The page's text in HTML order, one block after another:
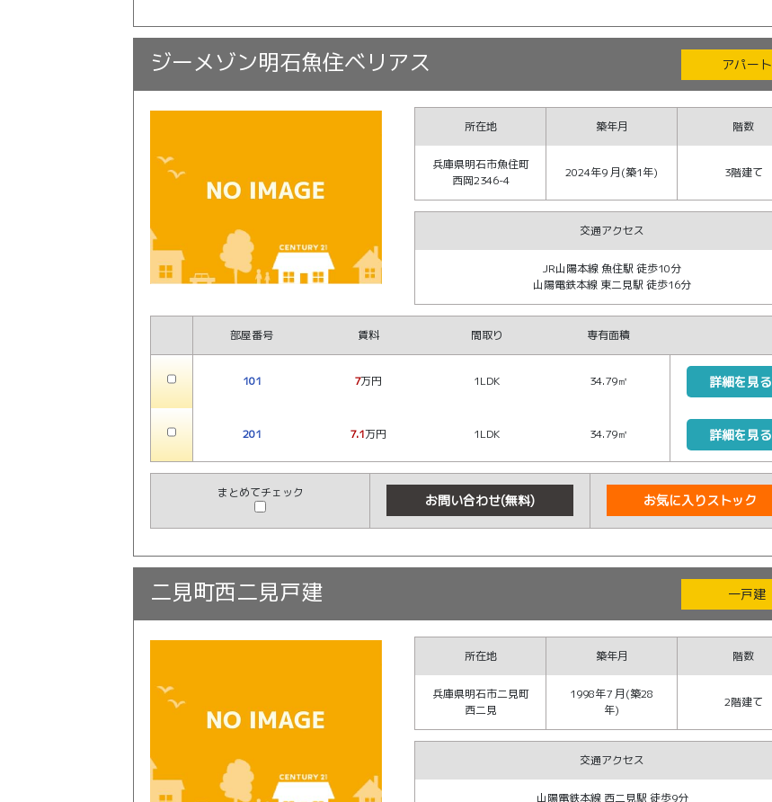
ジーメゾン明石魚住ベリアス アパート
所在地 築年月 階数
兵庫県明石市魚住町
西岡2346-4
2024年9 月(築1年) 3階建て
交通アクセス
JR山陽本線 魚住駅 徒歩10分
山陽電鉄本線 東二見駅 徒歩16分
部屋番号 賃料 間取り 専有面積
101 7万円 1LDK 34.79㎡ 詳細を見る
201 7.1万円 1LDK 34.79㎡ 詳細を見る
まとめてチェック お問い合わせ(無料) お気に入りストック
二見町西二見戸建 一戸建
所在地 築年月 階数
兵庫県明石市二見町
西二見
1998年7 月(築28
年)
2階建て
交通アクセス
山陽電鉄本線 西二見駅 徒歩9分